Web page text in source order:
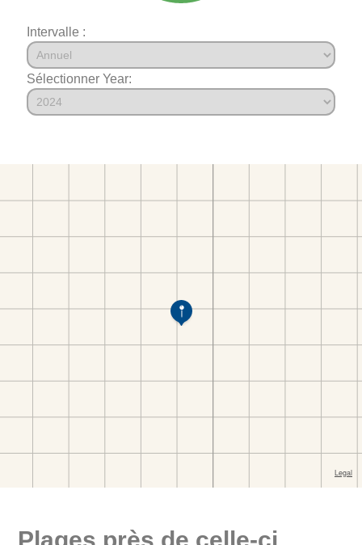
Intervalle :
Sélectionner Year:
Plages près de celle-ci